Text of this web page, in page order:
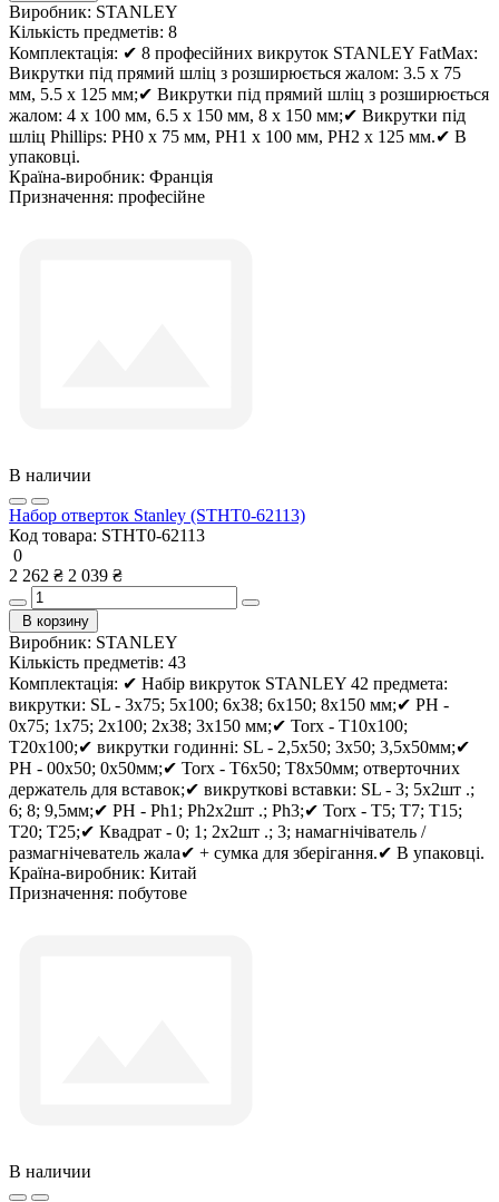
Виробник: STANLEY
Кількість предметів: 8
Комплектація: ✔ 8 професійних викруток STANLEY FatMax:
Викрутки під прямий шліц з розширюється жалом: 3.5 х 75
мм, 5.5 х 125 мм;✔ Викрутки під прямий шліц з розширюється
жалом: 4 х 100 мм, 6.5 х 150 мм, 8 х 150 мм;✔ Викрутки під
шліц Phillips: PH0 х 75 мм, PH1 х 100 мм, PH2 х 125 мм.✔ В
упаковці.
Країна-виробник: Франція
Призначення: професійне
В наличии
Набор отверток Stanley (STHT0-62113)
Код товара: STHT0-62113
0
2 262 ₴ 2 039 ₴
В корзину
Виробник: STANLEY
Кількість предметів: 43
Комплектація: ✔ Набір викруток STANLEY 42 предмета:
викрутки: SL - 3х75; 5х100; 6х38; 6х150; 8х150 мм;✔ РН -
0х75; 1х75; 2х100; 2х38; 3х150 мм;✔ Torx - T10х100;
Т20х100;✔ викрутки годинні: SL - 2,5х50; 3х50; 3,5х50мм;✔
РН - 00х50; 0х50мм;✔ Torx - T6х50; Т8х50мм; отверточних
держатель для вставок;✔ викруткові вставки: SL - 3; 5х2шт .;
6; 8; 9,5мм;✔ РН - Ph1; Ph2х2шт .; Ph3;✔ Torx - T5; T7; T15;
T20; T25;✔ Квадрат - 0; 1; 2х2шт .; 3; намагнічіватель /
размагнічеватель жала✔ + сумка для зберігання.✔ В упаковці.
Країна-виробник: Китай
Призначення: побутове
В наличии